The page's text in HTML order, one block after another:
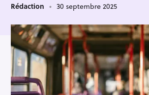
Rédaction 30 septembre 2025